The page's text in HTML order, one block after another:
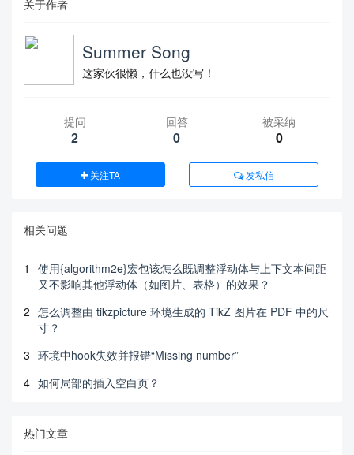
关于作者
Summer Song
这家伙很懒，什么也没写！
提问
2
回答
0
被采纳
0
关注TA 发私信
相关问题
1
使用{algorithm2e}宏包该怎么既调整浮动体与上下文本间距
又不影响其他浮动体（如图片、表格）的效果？
2 怎么调整由 tikzpicture 环境生成的 TikZ 图片在 PDF 中的尺
寸？
3 环境中hook失效并报错“Missing number”
4 如何局部的插入空白页？
热门文章